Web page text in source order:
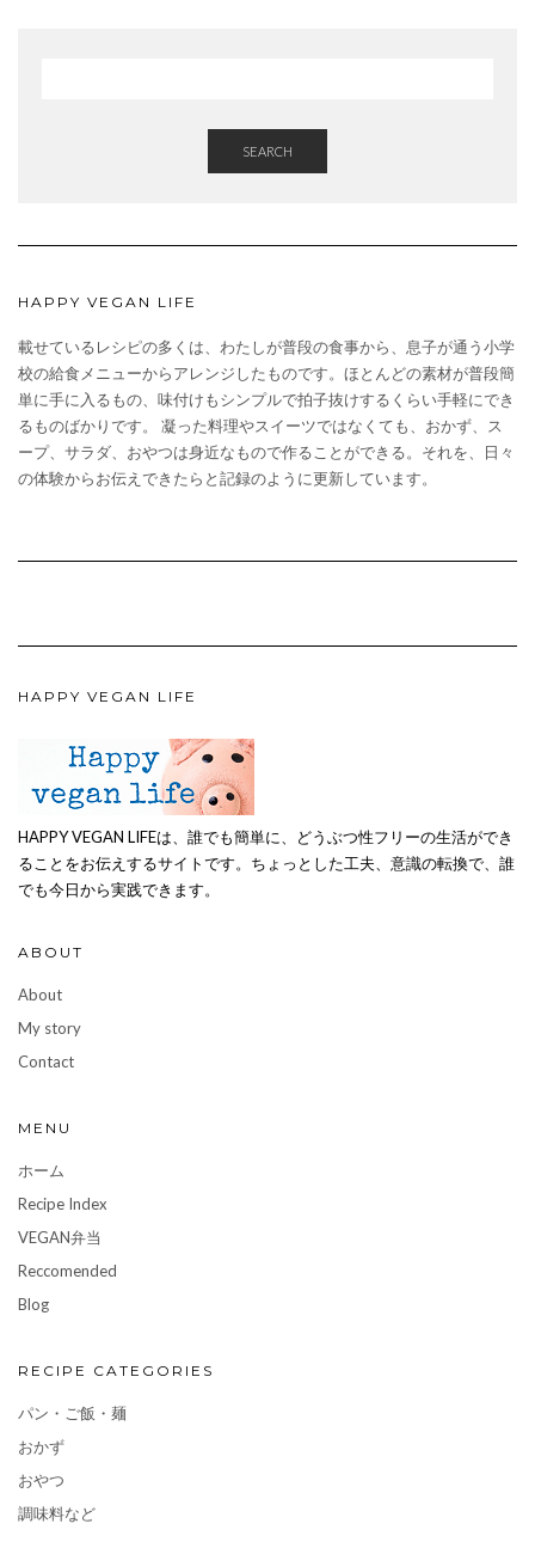
SEARCH
HAPPY VEGAN LIFE
載せているレシピの多くは、わたしが普段の食事から、息子が通う小学
校の給食メニューからアレンジしたものです。ほとんどの素材が普段簡
単に手に入るもの、味付けもシンプルで拍子抜けするくらい手軽にでき
るものばかりです。 凝った料理やスイーツではなくても、おかず、ス
ープ、サラダ、おやつは身近なもので作ることができる。それを、日々
の体験からお伝えできたらと記録のように更新しています。
HAPPY VEGAN LIFE
HAPPY VEGAN LIFEは、誰でも簡単に、どうぶつ性フリーの生活ができ
ることをお伝えするサイトです。ちょっとした工夫、意識の転換で、誰
でも今日から実践できます。
ABOUT
About
My story
Contact
MENU
ホーム
Recipe Index
VEGAN弁当
Reccomended
Blog
RECIPE CATEGORIES
パン・ご飯・麺
おかず
おやつ
調味料など